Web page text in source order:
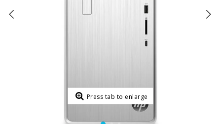
Press tab to enlarge